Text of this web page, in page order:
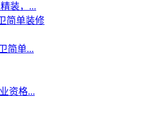
装，...
简单...
资格...